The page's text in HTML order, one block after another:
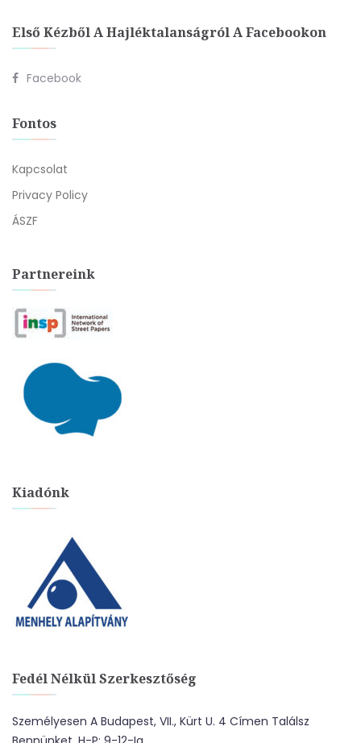
Első Kézből A Hajléktalanságról A Facebookon
Facebook
Fontos
Kapcsolat
Privacy Policy
ÁSZF
Partnereink
Kiadónk
Fedél Nélkül Szerkesztőség
Személyesen A Budapest, VII., Kürt U. 4 Címen Találsz